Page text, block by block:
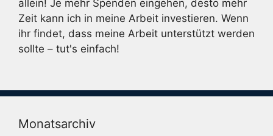
allein! Je mehr Spenden eingehen, desto mehr
Zeit kann ich in meine Arbeit investieren. Wenn
ihr findet, dass meine Arbeit unterstützt werden
sollte – tut's einfach!
Monatsarchiv